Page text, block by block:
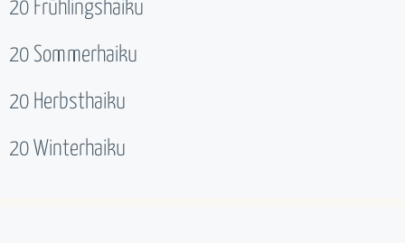
20 Frühlingshaiku
20 Sommerhaiku
20 Herbsthaiku
20 Winterhaiku